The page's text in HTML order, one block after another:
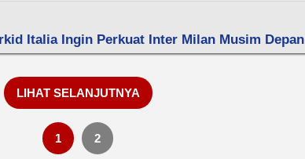
Italia Ingin Perkuat Inter Milan Musim Depan
LIHAT SELANJUTNYA
1 2